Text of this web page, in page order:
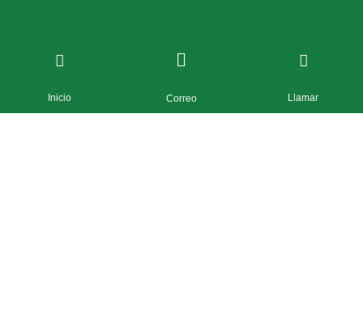
Inicio Correo Llamar